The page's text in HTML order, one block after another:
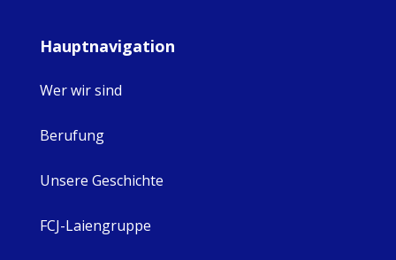
Hauptnavigation
Wer wir sind
Berufung
Unsere Geschichte
FCJ-Laiengruppe